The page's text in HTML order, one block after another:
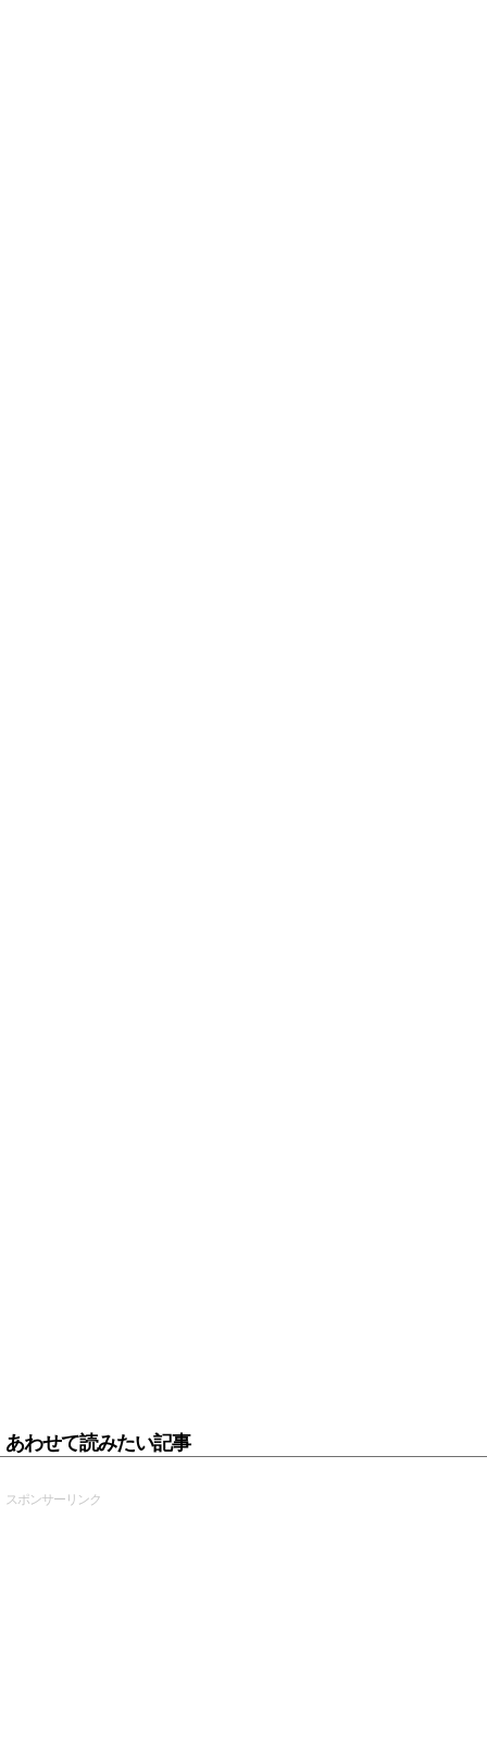
あわせて読みたい記事
スポンサーリンク